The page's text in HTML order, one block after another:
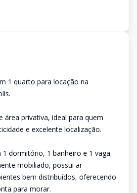
1 quarto para locação na
área privativa, ideal para quem
e excelente localização.
dormitório, 1 banheiro e 1 vaga
mobiliado, possui ar-
bem distribuídos, oferecendo
para morar.